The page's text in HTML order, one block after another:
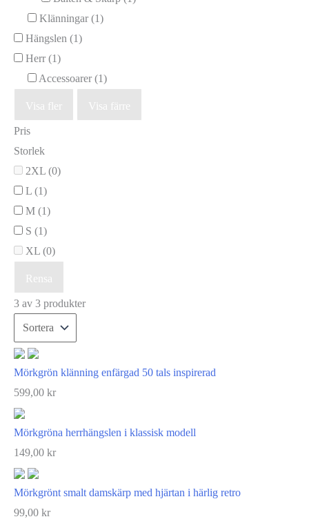
Klänningar (1)
Hängslen (1)
Herr (1)
Accessoarer (1)
Visa fler Visa färre
Pris
Storlek
2XL (0)
L (1)
M (1)
S (1)
XL (0)
Rensa
3 av 3 produkter
Mörkgrön klänning enfärgad 50 tals inspirerad
599,00 kr
Mörkgröna herrhängslen i klassisk modell
149,00 kr
Mörkgrönt smalt damskärp med hjärtan i härlig retro
99,00 kr